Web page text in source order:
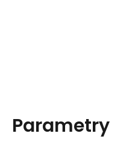
Parametry